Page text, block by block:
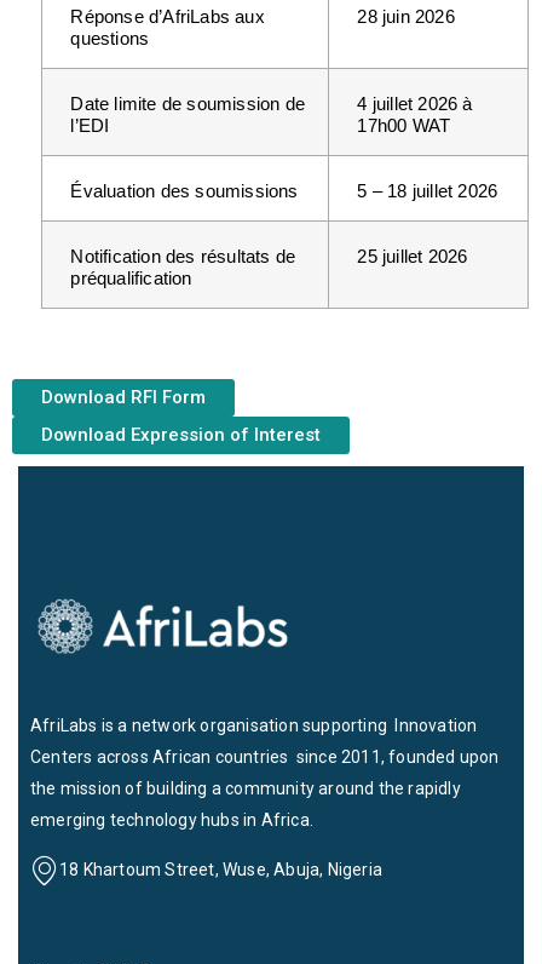
Réponse d’AfriLabs aux
questions
28 juin 2026
Date limite de soumission de
l’EDI
4 juillet 2026 à
17h00 WAT
Évaluation des soumissions 5 – 18 juillet 2026
Notification des résultats de
préqualification
25 juillet 2026
Download RFI Form
Download Expression of Interest
AfriLabs is a network organisation supporting Innovation
Centers across African countries since 2011, founded upon
the mission of building a community around the rapidly
emerging technology hubs in Africa.
18 Khartoum Street, Wuse, Abuja, Nigeria